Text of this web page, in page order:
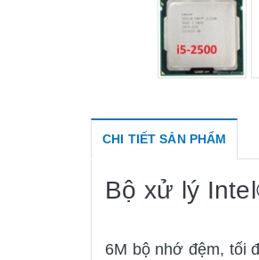
CHI TIẾT SẢN PHẨM
Bộ xử lý
6M bộ nhớ đệm, tối